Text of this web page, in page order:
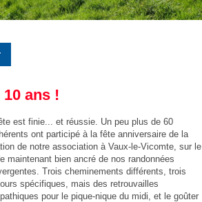
ans !
est finie... et réussie. Un peu plus de 60
ont participé à la fête anniversaire de la
de notre association à Vaux-le-Vicomte, sur le
maintenant bien ancré de nos randonnées
Trois cheminements différents, trois
spécifiques, mais des retrouvailles
pour le pique-nique du midi, et le goûter